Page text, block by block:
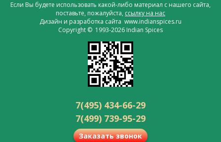
Если Вы будете использовать какой-либо материал с нашего сайта,
поставьте, пожалуйста, ссылку на нас
Дизайн и разработка сайта www.indianspices.ru
Copyright © 1993-2026 Indian Spices
7(495) 434-66-29
7(499) 739-95-29
Заказать звонок